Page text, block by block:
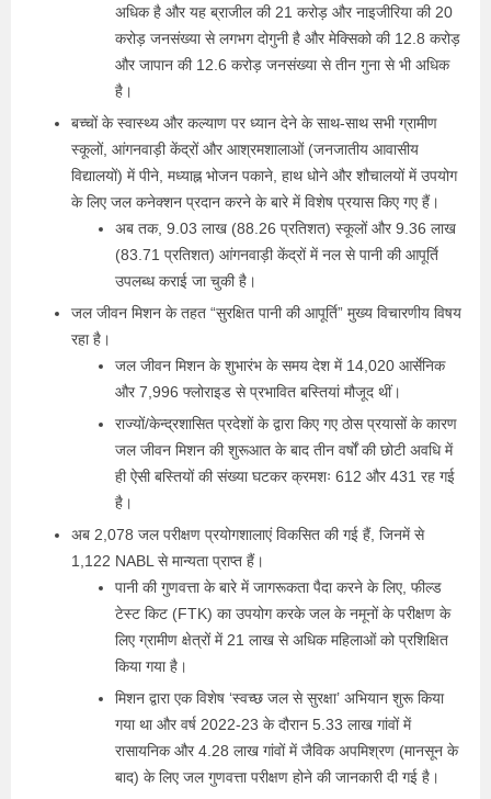
अधिक है और यह ब्राजील की 21 करोड़ और नाइजीरिया की 20
करोड़ जनसंख्या से लगभग दोगुनी है और मेक्सिको की 12.8 करोड़
और जापान की 12.6 करोड़ जनसंख्या से तीन गुना से भी अधिक
है।
बच्चों के स्वास्थ्य और कल्याण पर ध्यान देने के साथ-साथ सभी ग्रामीण
स्कूलों, आंगनवाड़ी केंद्रों और आश्रमशालाओं (जनजातीय आवासीय
विद्यालयों) में पीने, मध्याह्न भोजन पकाने, हाथ धोने और शौचालयों में उपयोग
के लिए जल कनेक्शन प्रदान करने के बारे में विशेष प्रयास किए गए हैं।
अब तक, 9.03 लाख (88.26 प्रतिशत) स्कूलों और 9.36 लाख
(83.71 प्रतिशत) आंगनवाड़ी केंद्रों में नल से पानी की आपूर्ति
उपलब्‍ध कराई जा चुकी है।
जल जीवन मिशन के तहत “सुरक्षित पानी की आपूर्ति” मुख्‍य विचारणीय विषय
रहा है।
जल जीवन मिशन के शुभारंभ के समय देश में 14,020 आर्सेनिक
और 7,996 फ्लोराइड से प्रभावित बस्तियां मौजूद थीं।
राज्यों/केन्‍द्रशासित प्रदेशों के द्वारा किए गए ठोस प्रयासों के कारण
जल जीवन मिशन की शुरूआत के बाद तीन वर्षों की छोटी अवधि में
ही ऐसी बस्तियों की संख्या घटकर क्रमशः 612 और 431 रह गई
है।
अब 2,078 जल परीक्षण प्रयोगशालाएं विकसित की गई हैं, जिनमें से
1,122 NABL से मान्यता प्राप्त हैं।
पानी की गुणवत्ता के बारे में जागरूकता पैदा करने के लिए, फील्ड
टेस्ट किट (FTK) का उपयोग करके जल के नमूनों के परीक्षण के
लिए ग्रामीण क्षेत्रों में 21 लाख से अधिक महिलाओं को प्रशिक्षित
किया गया है।
मिशन द्वारा एक विशेष ‘स्वच्छ जल से सुरक्षा’ अभियान शुरू किया
गया था और वर्ष 2022-23 के दौरान 5.33 लाख गांवों में
रासायनिक और 4.28 लाख गांवों में जैविक अपमिश्रण (मानसून के
बाद) के लिए जल गुणवत्ता परीक्षण होने की जानकारी दी गई है।